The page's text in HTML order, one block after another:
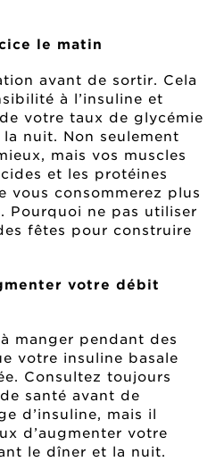
le matin
avant de sortir. Cela
à l’insuline et
votre taux de glycémie
nuit. Non seulement
mais vos muscles
et les protéines
vous consommerez plus
Pourquoi ne pas utiliser
fêtes pour construire
votre débit
manger pendant des
votre insuline basale
Consultez toujours
santé avant de
d’insuline, mais il
d’augmenter votre
le dîner et la nuit.